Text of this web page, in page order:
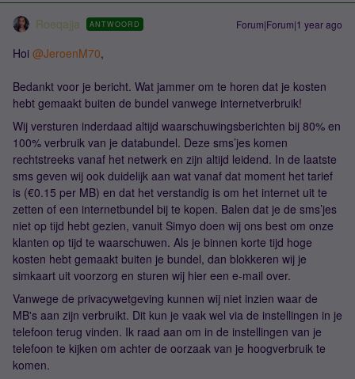
Roeqajja ANTWOORD Forum|Forum|1 year ago
Hoi ​ @JeroenM70,
Bedankt voor je bericht. Wat jammer om te horen dat je kosten
hebt gemaakt buiten de bundel vanwege internetverbruik!
Wij versturen inderdaad altijd waarschuwingsberichten bij 80% en
100% verbruik van je databundel. Deze sms’jes komen
rechtstreeks vanaf het netwerk en zijn altijd leidend. In de laatste
sms geven wij ook duidelijk aan wat vanaf dat moment het tarief
is (€0.15 per MB) en dat het verstandig is om het internet uit te
zetten of een internetbundel bij te kopen. Balen dat je de sms’jes
niet op tijd hebt gezien, vanuit Simyo doen wij ons best om onze
klanten op tijd te waarschuwen. Als je binnen korte tijd hoge
kosten hebt gemaakt buiten je bundel, dan blokkeren wij je
simkaart uit voorzorg en sturen wij hier een e-mail over.
Vanwege de privacywetgeving kunnen wij niet inzien waar de
MB's aan zijn verbruikt. Dit kun je vaak wel via de instellingen in je
telefoon terug vinden. Ik raad aan om in de instellingen van je
telefoon te kijken om achter de oorzaak van je hoogverbruik te
komen.